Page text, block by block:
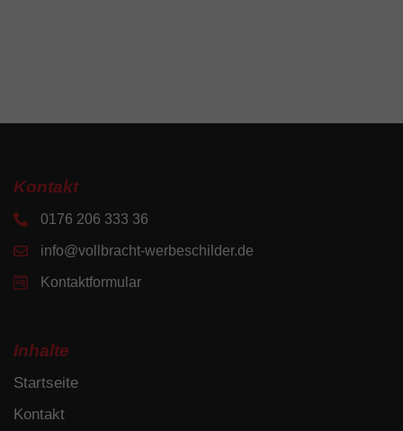
Kontakt
0176 206 333 36
info@vollbracht-werbeschilder.de
Kontaktformular
Inhalte
Startseite
Kontakt